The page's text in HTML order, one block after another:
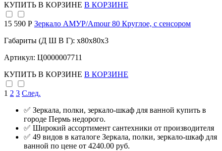
КУПИТЬ В КОРЗИНЕ В КОРЗИНЕ
15 590 Р Зеркало АМУР/Amour 80 Круглое, с сенсором
Габариты (Д Ш В Г): x80x80x3
Артикул: Ц0000007711
КУПИТЬ В КОРЗИНЕ В КОРЗИНЕ
1 2 3 След.
✅ Зеркала, полки, зеркало-шкаф для ванной купить в
городе Пермь недорого.
✅ Широкий ассортимент сантехники от производителя
✅ 49 видов в каталоге Зеркала, полки, зеркало-шкаф для
ванной по цене от 4240.00 руб.